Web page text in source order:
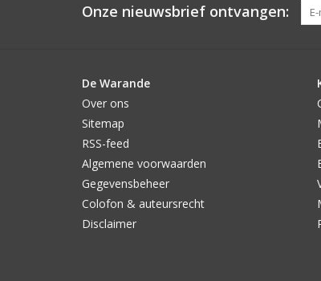
Onze nieuwsbrief ontvangen:
De Warande
Over ons
Sitemap
RSS-feed
Algemene voorwaarden
Gegevensbeheer
Colofon & auteursrecht
Disclaimer